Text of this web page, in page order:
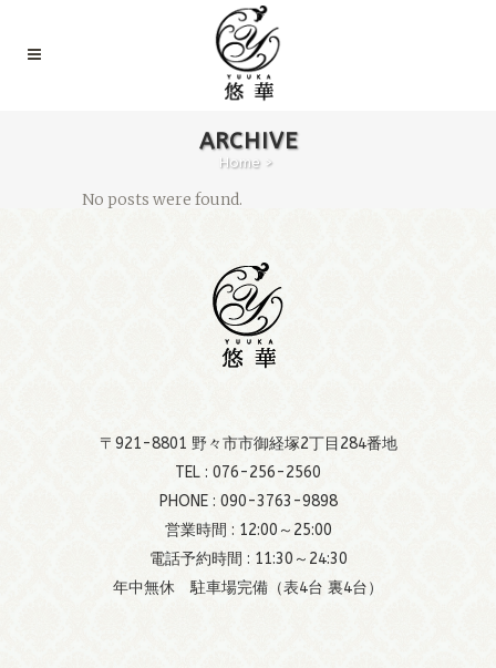
ARCHIVE
Home>
No posts were found.
〒921-8801 野々市市御経塚2丁目284番地
TEL : 076-256-2560
PHONE : 090-3763-9898
営業時間 : 12:00～25:00
電話予約時間 : 11:30～24:30
年中無休 駐車場完備（表4台 裏4台）